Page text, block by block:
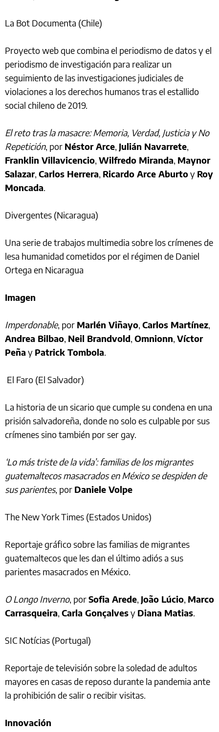
La Bot Documenta (Chile)
Proyecto web que combina el periodismo de datos y el
periodismo de investigación para realizar un
seguimiento de las investigaciones judiciales de
violaciones a los derechos humanos tras el estallido
social chileno de 2019.
El reto tras la masacre: Memoria, Verdad, Justicia y No
Repetición, por Néstor Arce, Julián Navarrete,
Franklin Villavicencio, Wilfredo Miranda, Maynor
Salazar, Carlos Herrera, Ricardo Arce Aburtoy Roy
Moncada.
Divergentes (Nicaragua)
Una serie de trabajos multimedia sobre los crímenes de
lesa humanidad cometidos por el régimen de Daniel
Ortega en Nicaragua
Imagen
Imperdonable, por Marlén Viñayo, Carlos Martínez,
Andrea Bilbao, Neil Brandvold, Omnionn, Víctor
Peña y Patrick Tombola.
El Faro (El Salvador)
La historia de un sicario que cumple su condena en una
prisión salvadoreña, donde no solo es culpable por sus
crímenes sino también por ser gay.
‘Lo más triste de la vida’: familias de los migrantes
guatemaltecos masacrados en México se despiden de
sus parientes, por Daniele Volpe
The New York Times (Estados Unidos)
Reportaje gráfico sobre las familias de migrantes
guatemaltecos que les dan el último adiós a sus
parientes masacrados en México.
O Longo Inverno, porSofia Arede, João Lúcio, Marco
Carrasqueira, Carla Gonçalvesy Diana Matias.
SIC Notícias (Portugal)
Reportaje de televisión sobre la soledad de adultos
mayores en casas de reposo durante la pandemia ante
la prohibición de salir o recibir visitas.
Innovación